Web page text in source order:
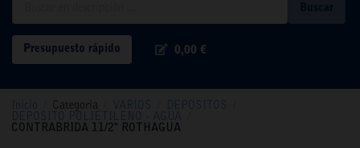
Presupuesto rápido 0,00 €
Inicio Categoría VARIOS DEPOSITOS
DEPOSITO POLIETILENO - AGUA
CONTRABRIDA 11/2" ROTHAGUA